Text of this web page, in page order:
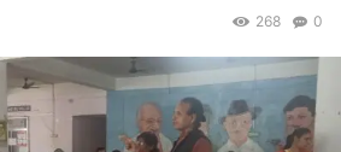
0
268